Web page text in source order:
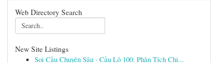
Web Directory Search
New Site Listings
Soi Cầu Chuyên Sâu · Cầu Lô 100: Phân Tích Chi...